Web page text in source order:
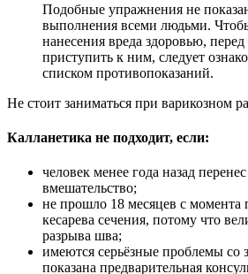
Подобные упражнения не
выполнения всеми людьми.
нанесения вреда здоровью, перед
приступить к ним, следует
списком противопоказаний.
Не стоит заниматься при варикозном
Калланетика не подходит, если:
человек менее года назад
вмешательство;
не прошло 18 месяцев с
кесарева сечения, потому что
разрыва шва;
имеются серьёзные проблемы со
показана предварительная